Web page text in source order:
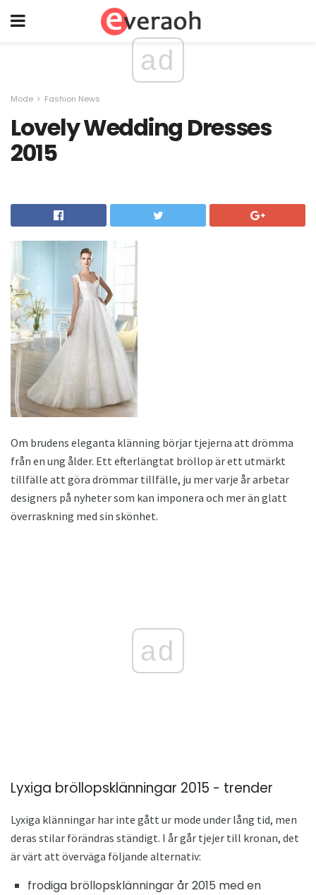
ad
Mode Fashion News
Lovely Wedding Dresses
2015
Om brudens eleganta klänning börjar tjejerna att drömma
från en ung ålder. Ett efterlängtat bröllop är ett utmärkt
tillfälle att göra drömmar tillfälle, ju mer varje år arbetar
designers på nyheter som kan imponera och mer än glatt
överraskning med sin skönhet.
ad
Lyxiga bröllopsklänningar 2015 - trender
Lyxiga klänningar har inte gått ur mode under lång tid, men
deras stilar förändras ständigt. I år går tjejer till kronan, det
är värt att överväga följande alternativ:
frodiga bröllopsklänningar år 2015 med en